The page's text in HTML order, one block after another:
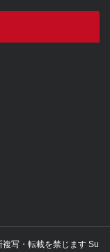
写・転載を禁じます Su